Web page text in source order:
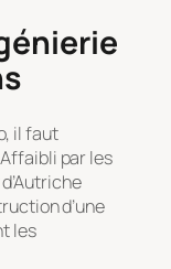
il faut
par les
d’une
les